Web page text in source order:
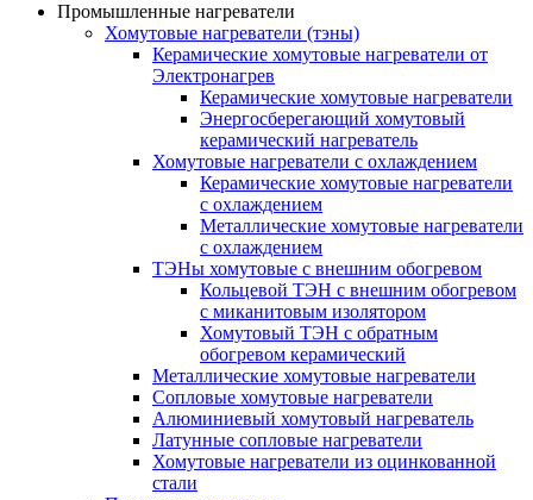
Промышленные нагреватели
Хомутовые нагреватели (тэны)
Керамические хомутовые нагреватели от
Электронагрев
Керамические хомутовые нагреватели
Энергосберегающий хомутовый
керамический нагреватель
Хомутовые нагреватели с охлаждением
Керамические хомутовые нагреватели
с охлаждением
Металлические хомутовые нагреватели
с охлаждением
ТЭНы хомутовые с внешним обогревом
Кольцевой ТЭН с внешним обогревом
с миканитовым изолятором
Хомутовый ТЭН с обратным
обогревом керамический
Металлические хомутовые нагреватели
Сопловые хомутовые нагреватели
Алюминиевый хомутовый нагреватель
Латунные сопловые нагреватели
Хомутовые нагреватели из оцинкованной
стали